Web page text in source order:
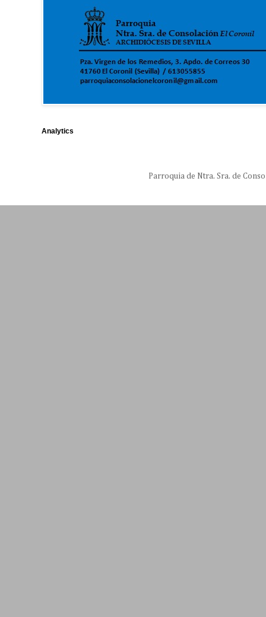
Analytics
Parroquia de Ntra. Sra. de